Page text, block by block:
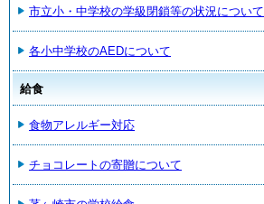
市立小・中学校の学級閉鎖等の状況について
各小中学校のAEDについて
給食
食物アレルギー対応
チョコレートの寄贈について